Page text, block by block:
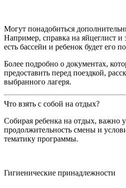
Могут понадобиться
Например, справка на яйцеглист и
есть бассейн и ребенок будет его
Более подробно о документах,
предоставить перед поездкой,
выбранного лагеря.
Что взять с собой на отдых?
Собирая ребенка на отдых, важно
продолжительность смены и
тематику программы.
Гигиенические принадлежности